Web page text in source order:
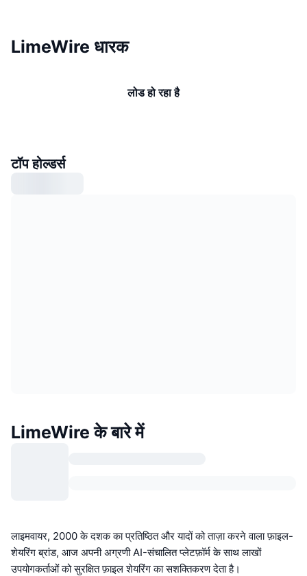
LimeWire धारक
लोड हो रहा है
टॉप होल्डर्स
LimeWire के बारे में
लाइमवायर, 2000 के दशक का प्रतिष्ठित और यादों को ताज़ा करने वाला फ़ाइल-
शेयरिंग ब्रांड, आज अपनी अग्रणी AI-संचालित प्लेटफ़ॉर्म के साथ लाखों
उपयोगकर्ताओं को सुरक्षित फ़ाइल शेयरिंग का सशक्तिकरण देता है।